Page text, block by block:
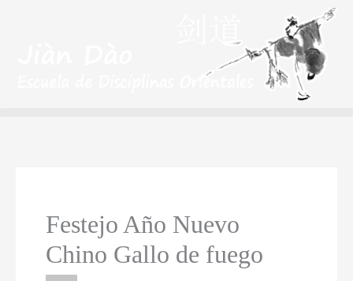
Festejo Año Nuevo
Chino Gallo de fuego